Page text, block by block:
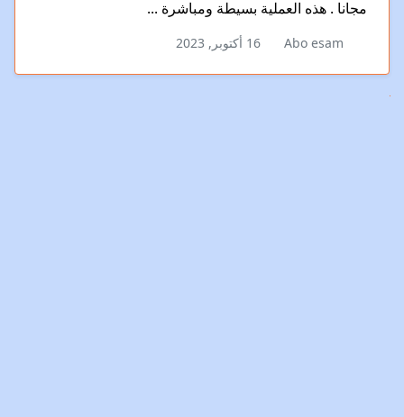
مجانا . هذه العملية بسيطة ومباشرة ...
Abo esam 16 أكتوبر, 2023